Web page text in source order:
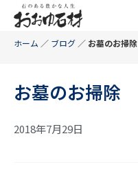
ホーム ／ ブログ ／ お墓のお掃除
お墓のお掃除
2018年7月29日